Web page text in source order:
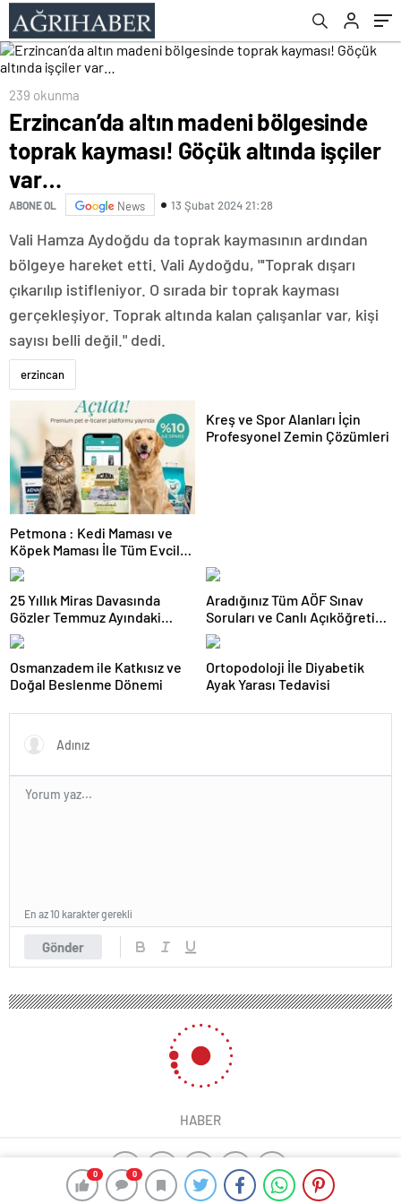
239 okunma
Erzincan’da altın madeni bölgesinde
toprak kayması! Göçük altında işçiler
var…
ABONE OL News 13 Şubat 2024 21:28
0 0
Vali Hamza Aydoğdu da toprak kaymasının ardından
bölgeye hareket etti. Vali Aydoğdu, "'Toprak dışarı
çıkarılıp istifleniyor. O sırada bir toprak kayması
gerçekleşiyor. Toprak altında kalan çalışanlar var, kişi
sayısı belli değil." dedi.
erzincan
Petmona : Kedi Maması ve
Köpek Maması İle Tüm Evcil
Hayvan Ürünleri
Kreş ve Spor Alanları İçin
Profesyonel Zemin Çözümleri
25 Yıllık Miras Davasında
Gözler Temmuz Ayındaki
Karar Duruşmasına Çevrildi
Aradığınız Tüm AÖF Sınav
Soruları ve Canlı Açıköğretim
Forumu Burada
Osmanzadem ile Katkısız ve
Doğal Beslenme Dönemi
Ortopodoloji İle Diyabetik
Ayak Yarası Tedavisi
Gönder
En az 10 karakter gerekli
HABER